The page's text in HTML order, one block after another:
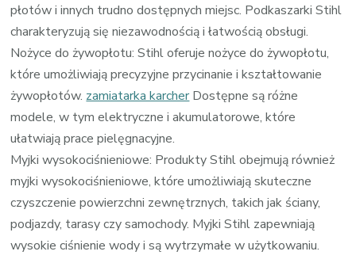
płotów i innych trudno dostępnych miejsc. Podkaszarki Stihl
charakteryzują się niezawodnością i łatwością obsługi.
Nożyce do żywopłotu: Stihl oferuje nożyce do żywopłotu,
które umożliwiają precyzyjne przycinanie i kształtowanie
żywopłotów. zamiatarka karcherDostępne są różne
modele, w tym elektryczne i akumulatorowe, które
ułatwiają prace pielęgnacyjne.
Myjki wysokociśnieniowe: Produkty Stihl obejmują również
myjki wysokociśnieniowe, które umożliwiają skuteczne
czyszczenie powierzchni zewnętrznych, takich jak ściany,
podjazdy, tarasy czy samochody. Myjki Stihl zapewniają
wysokie ciśnienie wody i są wytrzymałe w użytkowaniu.